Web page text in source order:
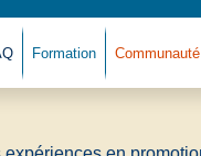
Formation Communauté